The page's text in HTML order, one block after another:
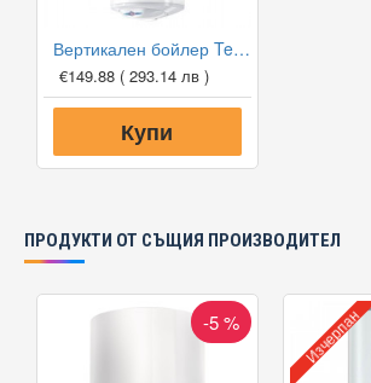
Вертикален бойлер Tesy SimpatEco Slim CTV 803830 B12 TSR
€149.88 ( 293.14 лв )
Купи
ПРОДУКТИ ОТ СЪЩИЯ ПРОИЗВОДИТЕЛ
-5 % Изчерпан